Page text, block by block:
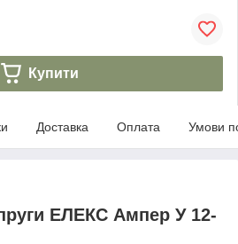
Купити
Доставка Оплата Умови
ЕЛЕКС Ампер У 12-